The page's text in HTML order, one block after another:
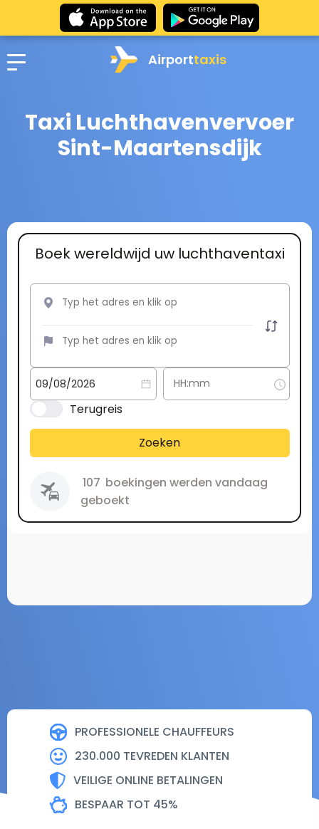
Airporttaxis
Taxi Luchthavenvervoer
Sint-Maartensdijk
PROFESSIONELE CHAUFFEURS
230.000 TEVREDEN KLANTEN
VEILIGE ONLINE BETALINGEN
BESPAAR TOT 45%
Boek wereldwijd uw luchthaventaxi
Terugreis
Zoeken
107 boekingen werden vandaag
geboekt